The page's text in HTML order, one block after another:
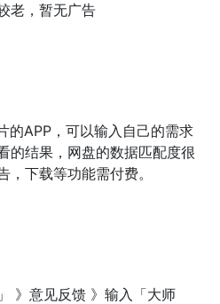
老，暂无广告
的APP，可以输入自己的需求
的结果，网盘的数据匹配度很
下载等功能需付费。
》意见反馈 》输入「大师